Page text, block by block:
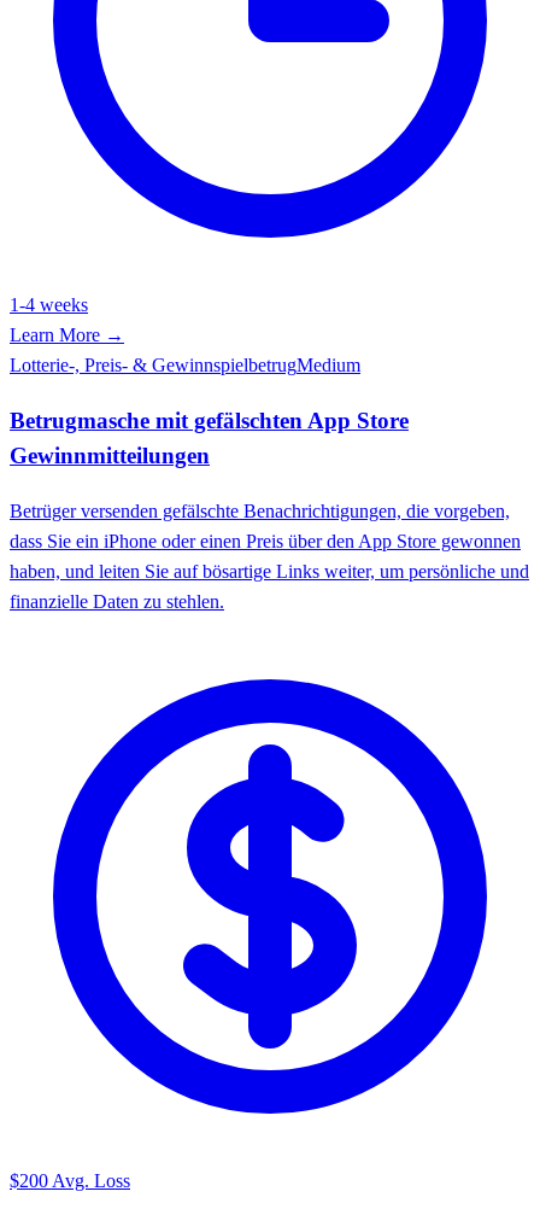
1-4 weeks
Learn More →
Lotterie-, Preis- & GewinnspielbetrugMedium
Betrugmasche mit gefälschten App Store
Gewinnmitteilungen
Betrüger versenden gefälschte Benachrichtigungen, die vorgeben,
dass Sie ein iPhone oder einen Preis über den App Store gewonnen
haben, und leiten Sie auf bösartige Links weiter, um persönliche und
finanzielle Daten zu stehlen.
$200 Avg. Loss